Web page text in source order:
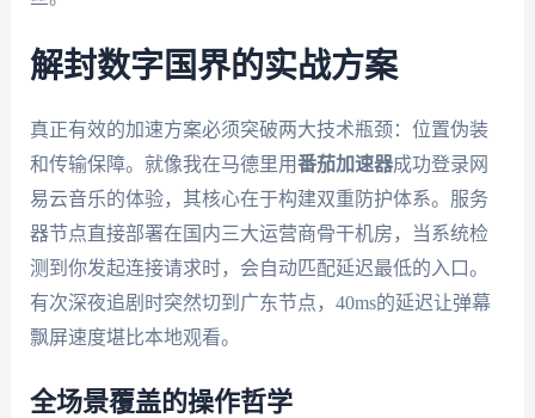
解封数字国界的实战方案
真正有效的加速方案必须突破两大技术瓶颈：位置伪装
和传输保障。就像我在马德里用番茄加速器成功登录网
易云音乐的体验，其核心在于构建双重防护体系。服务
器节点直接部署在国内三大运营商骨干机房，当系统检
测到你发起连接请求时，会自动匹配延迟最低的入口。
有次深夜追剧时突然切到广东节点，40ms的延迟让弹幕
飘屏速度堪比本地观看。
全场景覆盖的操作哲学